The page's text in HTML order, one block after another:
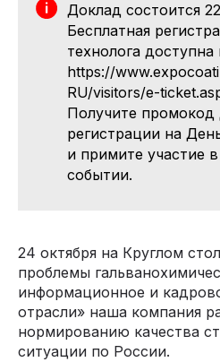
Доклад состоится
Бесплатная
технолога доступна
https://
RU/visitors/e-
Получите промокод
регистрации на
и примите участие
событии.
24 октября на Круглом
проблемы
информационное и
отрасли» наша компания
нормированию качества
ситуации по России.